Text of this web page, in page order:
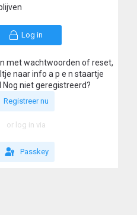
Log in
met wachtwoorden of reset,
naar info a p e n staartje
Nog niet geregistreerd?
Registreer nu
or log in via
Passkey